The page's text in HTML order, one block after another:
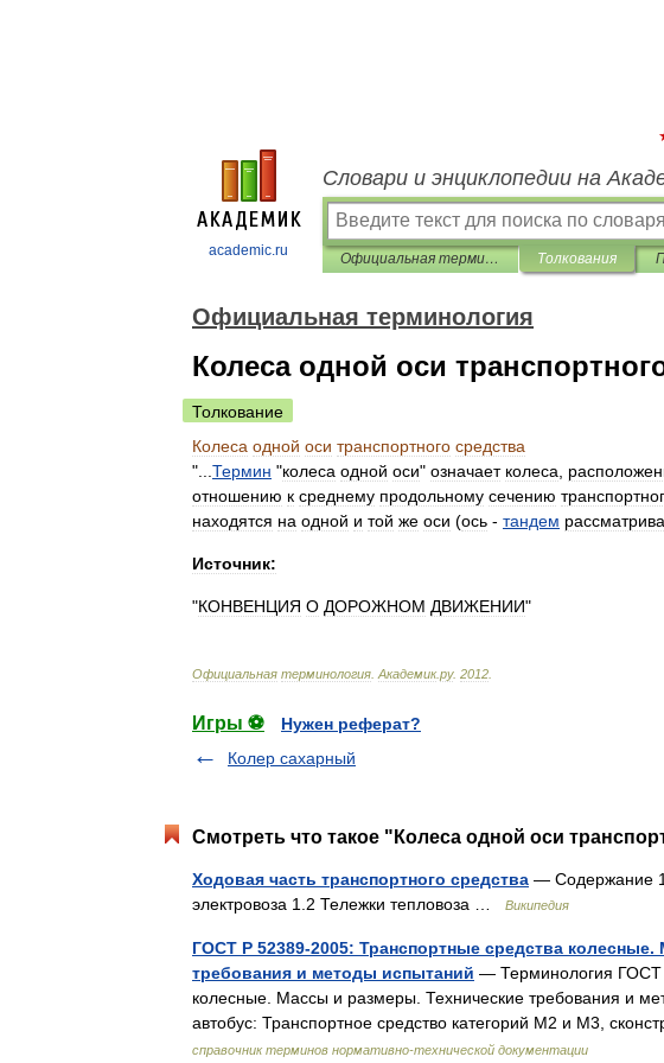
academic.ru
Словари и энциклопедии на
Официальная терминология Толкования
Официальная терминология
Колеса одной оси
Толкование
Колеса одной оси транспортного средства
"... Термин "колеса одной оси" означает колеса
отношению к среднему продольному сечению
находятся на одной и той же оси (ось - тандем
Источник:
"КОНВЕНЦИЯ О ДОРОЖНОМ ДВИЖЕНИИ"
Официальная терминология Академик.ру. 2012
Игры ⚽
Нужен реферат?
Колер сахарный
Смотреть что такое "Колеса одной оси
Ходовая часть транспортного средства — Содержание 1
электровоза 1.2 Тележки тепловоза …
Википедия
ГОСТ Р 52389-2005: Транспортные средства
требования и методы испытаний — Терминология ГОСТ
колесные. Массы и размеры. Технические требования и
автобус: Транспортное средство категорий М2 и М3,
справочник терминов нормативно-технической документации